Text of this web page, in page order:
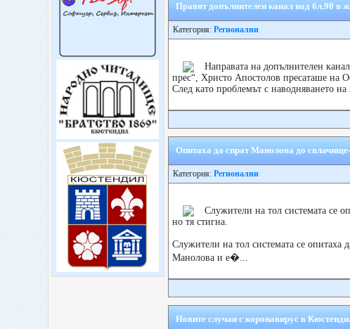
Правят допълнителен канал над бл.90 в
Категория: Регионални
Направата на допълнителен
прес“, Христо Апостолов пресаташе на
След като проблемът с наводняването
Опитаха да спрат Манолова до
Категория: Регионални
Служители на тол системата се
но тя стигна.
Служители на тол системата се опитаха
Манолова и е�...
Новите случаи с коронавирус в